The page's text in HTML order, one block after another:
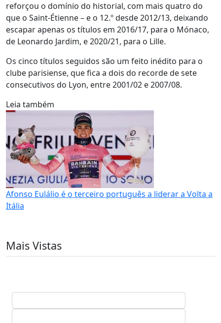
reforçou o domínio do historial, com mais quatro do
que o Saint-Étienne – e o 12.º desde 2012/13, deixando
escapar apenas os títulos em 2016/17, para o Mónaco,
de Leonardo Jardim, e 2020/21, para o Lille.
Os cinco títulos seguidos são um feito inédito para o
clube parisiense, que fica a dois do recorde de sete
consecutivos do Lyon, entre 2001/02 e 2007/08.
Leia também
Afonso Eulálio é o terceiro português a liderar a Volta a
Itália
Mais Vistas